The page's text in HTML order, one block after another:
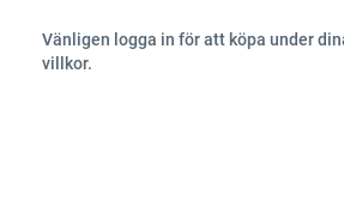
Vänligen logga in för att köpa under
villkor.